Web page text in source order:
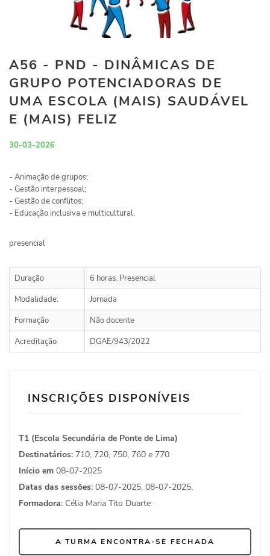
A56 - PND - DINÂMICAS DE
GRUPO POTENCIADORAS DE
UMA ESCOLA (MAIS) SAUDÁVEL
E (MAIS) FELIZ
30-03-2026
- Animação de grupos;
- Gestão interpessoal;
- Gestão de conflitos;
- Educação inclusiva e multicultural.
presencial
Duração
6 horas. Presencial
Modalidade:
Jornada
Formação
Não docente
Acreditação
DGAE/943/2022
INSCRIÇÕES DISPONÍVEIS
T1 (Escola Secundária de Ponte de Lima)
Destinatários: 710, 720, 750, 760 e 770
Início em 08-07-2025
Datas das sessões: 08-07-2025, 08-07-2025.
Formadora: Célia Maria Tito Duarte
A TURMA ENCONTRA-SE FECHADA